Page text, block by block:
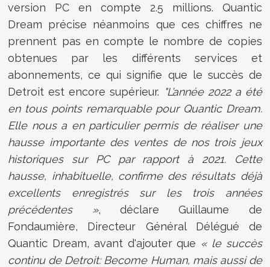
version PC en compte 2.5 millions. Quantic
Dream précise néanmoins que ces chiffres ne
prennent pas en compte le nombre de copies
obtenues par les différents services et
abonnements, ce qui signifie que le succès de
Detroit est encore supérieur. "L’année 2022 a été
en tous points remarquable pour Quantic Dream.
Elle nous a en particulier permis de réaliser une
hausse importante des ventes de nos trois jeux
historiques sur PC par rapport à 2021. Cette
hausse, inhabituelle, confirme des résultats déjà
excellents enregistrés sur les trois années
précédentes », déclare Guillaume de
Fondaumière, Directeur Général Délégué de
Quantic Dream, avant d'ajouter que « le succès
continu de Detroit: Become Human, mais aussi de